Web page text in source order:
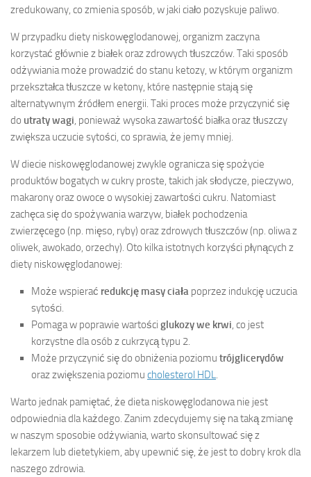
zredukowany, co zmienia sposób, w jaki ciało pozyskuje paliwo.
W przypadku diety niskowęglodanowej, organizm zaczyna
korzystać głównie z białek oraz zdrowych tłuszczów. Taki sposób
odżywiania może prowadzić do stanu ketozy, w którym organizm
przekształca tłuszcze w ketony, które następnie stają się
alternatywnym źródłem energii. Taki proces może przyczynić się
do utraty wagi, ponieważ wysoka zawartość białka oraz tłuszczy
zwiększa uczucie sytości, co sprawia, że jemy mniej.
W diecie niskowęglodanowej zwykle ogranicza się spożycie
produktów bogatych w cukry proste, takich jak słodycze, pieczywo,
makarony oraz owoce o wysokiej zawartości cukru. Natomiast
zachęca się do spożywania warzyw, białek pochodzenia
zwierzęcego (np. mięso, ryby) oraz zdrowych tłuszczów (np. oliwa z
oliwek, awokado, orzechy). Oto kilka istotnych korzyści płynących z
diety niskowęglodanowej:
Może wspierać redukcję masy ciała poprzez indukcję uczucia
sytości.
Pomaga w poprawie wartości glukozy we krwi, co jest
korzystne dla osób z cukrzycą typu 2.
Może przyczynić się do obniżenia poziomu trójglicerydów
oraz zwiększenia poziomu cholesterol HDL.
Warto jednak pamiętać, że dieta niskowęglodanowa nie jest
odpowiednia dla każdego. Zanim zdecydujemy się na taką zmianę
w naszym sposobie odżywiania, warto skonsultować się z
lekarzem lub dietetykiem, aby upewnić się, że jest to dobry krok dla
naszego zdrowia.